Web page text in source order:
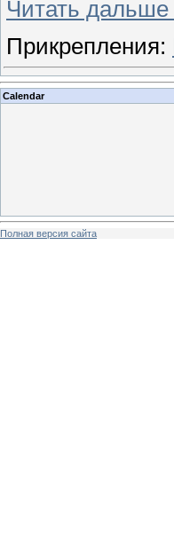
Читать дальше
Прикрепления:
Calendar
Полная версия сайта